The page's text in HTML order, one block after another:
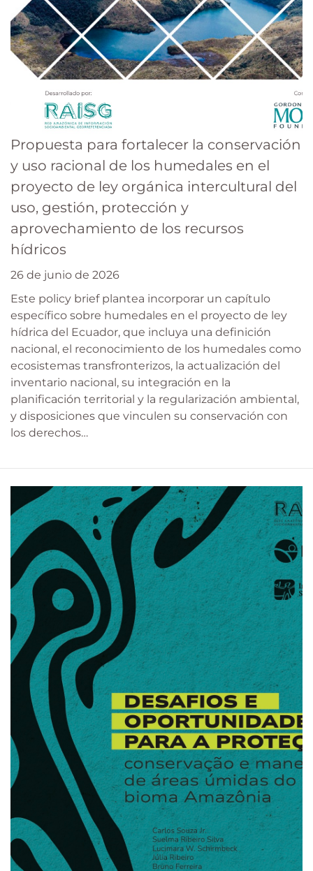
Propuesta para fortalecer la conservación
y uso racional de los humedales en el
proyecto de ley orgánica intercultural del
uso, gestión, protección y
aprovechamiento de los recursos
hídricos
26 de junio de 2026
Este policy brief plantea incorporar un capítulo
específico sobre humedales en el proyecto de ley
hídrica del Ecuador, que incluya una definición
nacional, el reconocimiento de los humedales como
ecosistemas transfronterizos, la actualización del
inventario nacional, su integración en la
planificación territorial y la regularización ambiental,
y disposiciones que vinculen su conservación con
los derechos…